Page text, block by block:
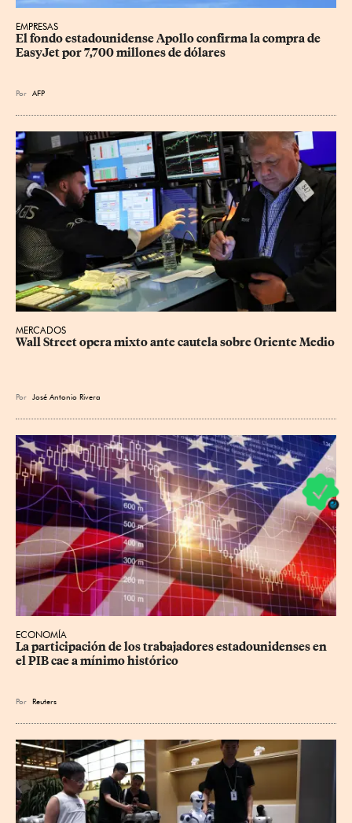
EMPRESAS
El fondo estadounidense Apollo confirma la compra de
EasyJet por 7,700 millones de dólares
Por AFP
MERCADOS
Wall Street opera mixto ante cautela sobre Oriente Medio
Por José Antonio Rivera
ECONOMÍA
La participación de los trabajadores estadounidenses en
el PIB cae a mínimo histórico
Por Reuters